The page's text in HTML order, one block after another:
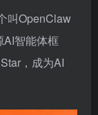
叫OpenClaw
AI智能体框
，成为AI